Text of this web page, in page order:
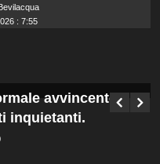
: 7:55
a tempo
avvincente
inquietanti.